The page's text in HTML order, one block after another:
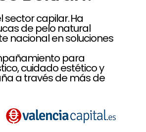
capilar. Ha
de pelo natural
nacional en soluciones
para
cuidado estético y
a través de más de